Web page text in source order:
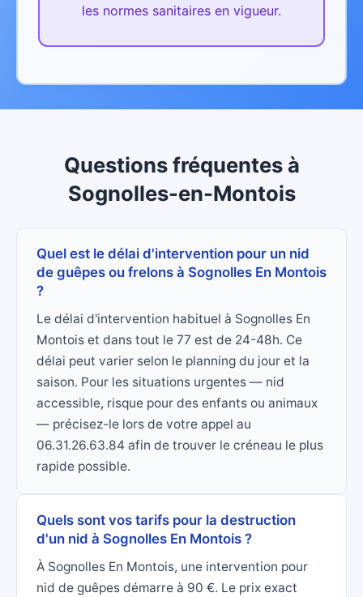
les normes sanitaires en vigueur.
Questions fréquentes à
Sognolles-en-Montois
Quel est le délai d'intervention pour un nid
de guêpes ou frelons à Sognolles En Montois
?
Le délai d'intervention habituel à Sognolles En
Montois et dans tout le 77 est de 24-48h. Ce
délai peut varier selon le planning du jour et la
saison. Pour les situations urgentes — nid
accessible, risque pour des enfants ou animaux
— précisez-le lors de votre appel au
06.31.26.63.84 afin de trouver le créneau le plus
rapide possible.
Quels sont vos tarifs pour la destruction
d'un nid à Sognolles En Montois ?
À Sognolles En Montois, une intervention pour
nid de guêpes démarre à 90 €. Le prix exact